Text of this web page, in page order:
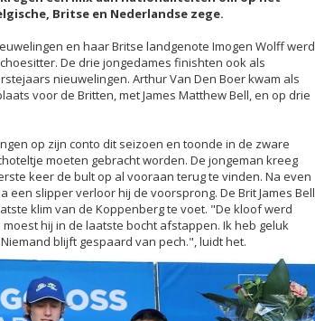
Britse en Nederlandse zege.
en haar Britse landgenote Imogen Wolff werd
De drie jongedames finishten ook als
nieuwelingen. Arthur Van Den Boer kwam als
voor de Britten, met James Matthew Bell, en op drie
op zijn conto dit seizoen en toonde in de zware
moeten gebracht worden. De jongeman kreeg
keer de bult op al vooraan terug te vinden. Na even
een slipper verloor hij de voorsprong. De Brit James Bell
klim van de Koppenberg te voet. "De kloof werd
hij in de laatste bocht afstappen. Ik heb geluk
blijft gespaard van pech.", luidt het.